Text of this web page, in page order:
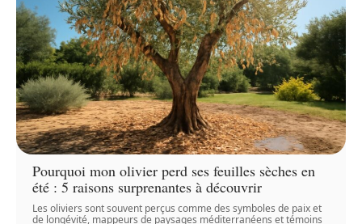
Pourquoi mon olivier perd ses feuilles sèches en
été : 5 raisons surprenantes à découvrir
Les oliviers sont souvent perçus comme des symboles de paix et
de longévité, mappeurs de paysages méditerranéens et témoins